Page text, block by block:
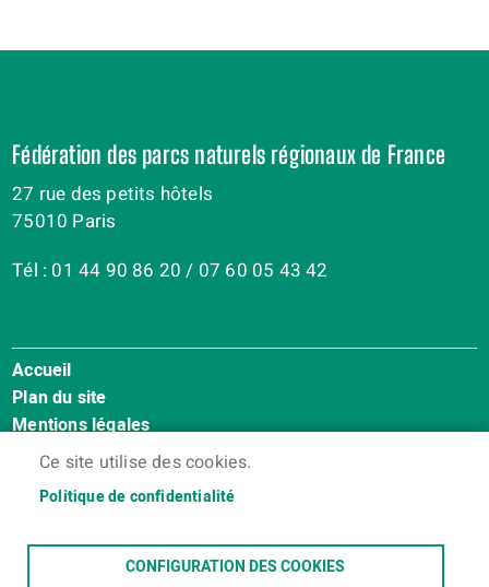
Ce site utilise des cookies.
Politique de confidentialité
CONFIGURATION DES COOKIES
Fédération des parcs naturels régionaux de France
27 rue des petits hôtels
75010 Paris
Tél : 01 44 90 86 20 / 07 60 05 43 42
Menu
Pied
de
page
Accueil
Plan du site
Mentions légales
Accessibilité : Non conforme
Contact